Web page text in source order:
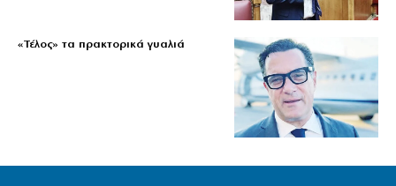
«Τέλος» τα πρακτορικά γυαλιά